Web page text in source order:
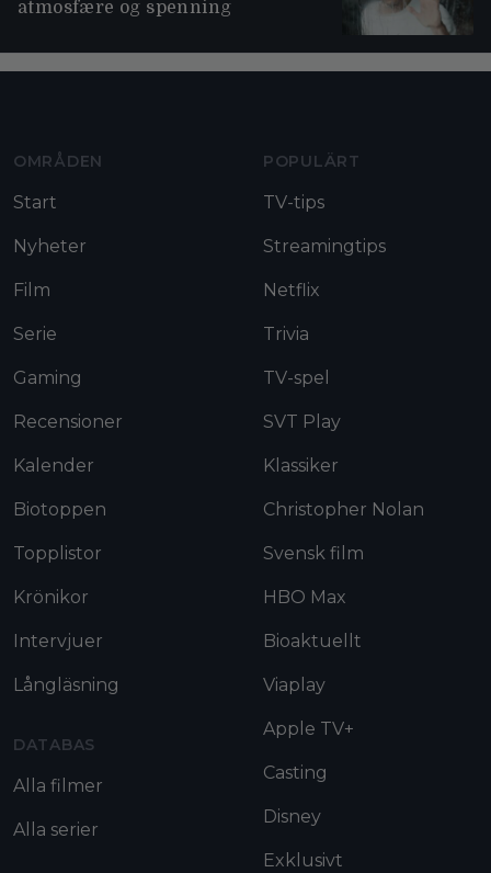
atmosfære og spenning
OMRÅDEN
Start
Nyheter
Film
Serie
Gaming
Recensioner
Kalender
Biotoppen
Topplistor
Krönikor
Intervjuer
Långläsning
DATABAS
Alla filmer
Alla serier
POPULÄRT
TV-tips
Streamingtips
Netflix
Trivia
TV-spel
SVT Play
Klassiker
Christopher Nolan
Svensk film
HBO Max
Bioaktuellt
Viaplay
Apple TV+
Casting
Disney
Exklusivt